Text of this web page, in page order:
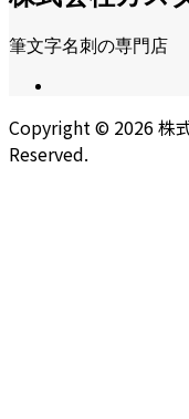
筆文字名刺の専門店
Copyright © 2026株
Reserved.